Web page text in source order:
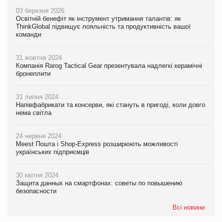
03 березня 2026
Освітній бенефіт як інструмент утримання талантів: як
ThinkGlobal підвищує лояльність та продуктивність вашої
команди
31 жовтня 2024
Компанія Rarog Tactical Gear презентувала надлегкі керамічні
бронеплити
31 липня 2024
Напівфабрикати та консерви, які стануть в пригоді, коли довго
нема світла
24 червня 2024
Meest Пошта і Shop-Express розширюють можливості
українських підприємців
30 квітня 2024
Защита данных на смартфонах: советы по повышению
безопасности
Всі новини